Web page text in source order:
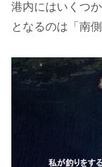
港内にはいくつ
となるのは「南